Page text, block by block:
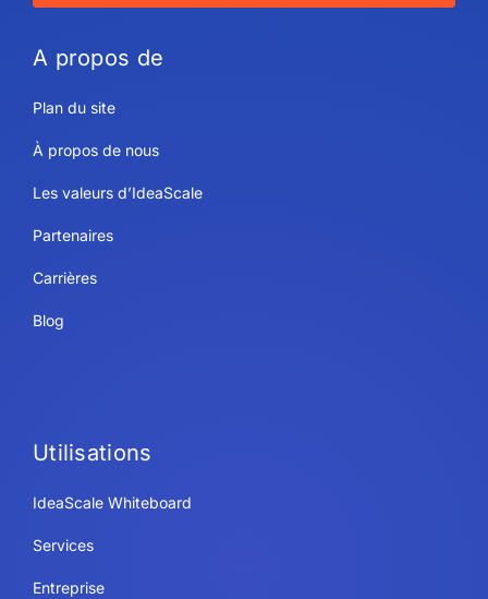
A propos de
Plan du site
À propos de nous
Les valeurs d’IdeaScale
Partenaires
Carrières
Blog
Utilisations
IdeaScale Whiteboard
Services
Entreprise